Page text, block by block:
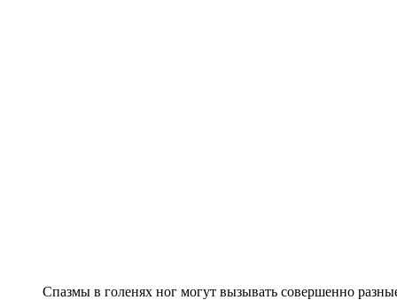
Спазмы в голенях ног могут вызывать совершенно